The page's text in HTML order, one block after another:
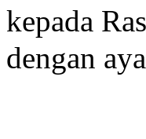
kepada
dengan